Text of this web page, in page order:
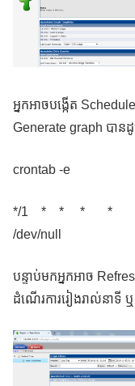
អ្នកអាចបង្កើត
Generate graph បានដូ
crontab -e
*/1 * * * * php /
/dev/null
បន្ទាប់មកអ្នកអាច
ដំណើរការរៀងរាល់នាទី